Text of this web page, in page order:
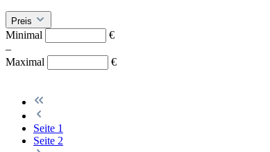
Preis
Minimal
€
–
Maximal
€
Seite 1
Seite 2